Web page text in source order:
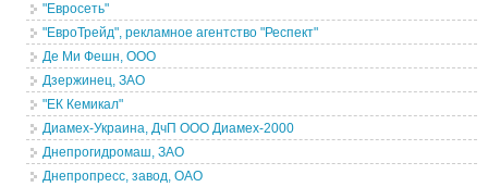
"Евросеть"
"ЕвроТрейд", рекламное агентство "Респект"
Де Ми Фешн, ООО
Дзержинец, ЗАО
"ЕК Кемикал"
Диамех-Украина, ДчП ООО Диамех-2000
Днепрогидромаш, ЗАО
Днепропресс, завод, ОАО